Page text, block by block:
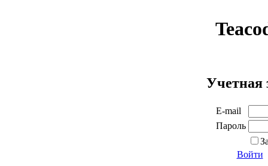
Учетная
E-mail
Пароль
Войти